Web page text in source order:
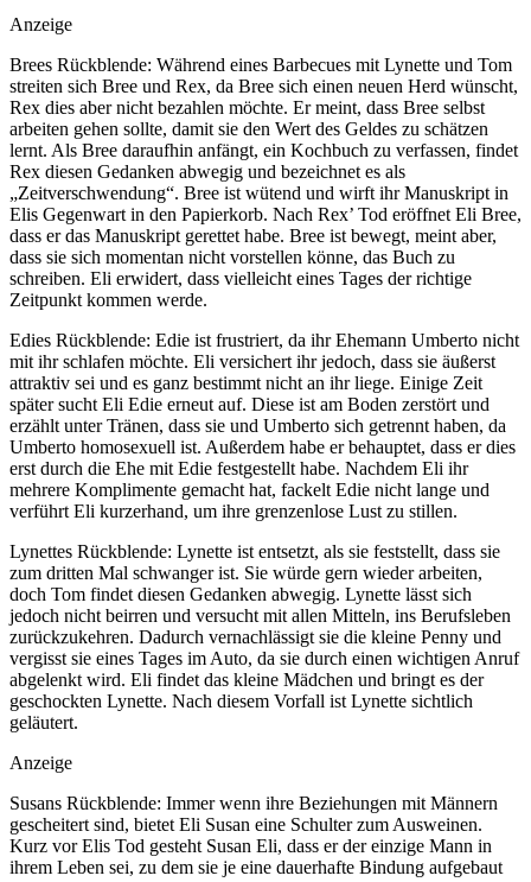
Anzeige
Brees Rückblende: Während eines Barbecues mit Lynette und Tom
streiten sich Bree und Rex, da Bree sich einen neuen Herd wünscht,
Rex dies aber nicht bezahlen möchte. Er meint, dass Bree selbst
arbeiten gehen sollte, damit sie den Wert des Geldes zu schätzen
lernt. Als Bree daraufhin anfängt, ein Kochbuch zu verfassen, findet
Rex diesen Gedanken abwegig und bezeichnet es als
„Zeitverschwendung“. Bree ist wütend und wirft ihr Manuskript in
Elis Gegenwart in den Papierkorb. Nach Rex’ Tod eröffnet Eli Bree,
dass er das Manuskript gerettet habe. Bree ist bewegt, meint aber,
dass sie sich momentan nicht vorstellen könne, das Buch zu
schreiben. Eli erwidert, dass vielleicht eines Tages der richtige
Zeitpunkt kommen werde.
Edies Rückblende: Edie ist frustriert, da ihr Ehemann Umberto nicht
mit ihr schlafen möchte. Eli versichert ihr jedoch, dass sie äußerst
attraktiv sei und es ganz bestimmt nicht an ihr liege. Einige Zeit
später sucht Eli Edie erneut auf. Diese ist am Boden zerstört und
erzählt unter Tränen, dass sie und Umberto sich getrennt haben, da
Umberto homosexuell ist. Außerdem habe er behauptet, dass er dies
erst durch die Ehe mit Edie festgestellt habe. Nachdem Eli ihr
mehrere Komplimente gemacht hat, fackelt Edie nicht lange und
verführt Eli kurzerhand, um ihre grenzenlose Lust zu stillen.
Lynettes Rückblende: Lynette ist entsetzt, als sie feststellt, dass sie
zum dritten Mal schwanger ist. Sie würde gern wieder arbeiten,
doch Tom findet diesen Gedanken abwegig. Lynette lässt sich
jedoch nicht beirren und versucht mit allen Mitteln, ins Berufsleben
zurückzukehren. Dadurch vernachlässigt sie die kleine Penny und
vergisst sie eines Tages im Auto, da sie durch einen wichtigen Anruf
abgelenkt wird. Eli findet das kleine Mädchen und bringt es der
geschockten Lynette. Nach diesem Vorfall ist Lynette sichtlich
geläutert.
Anzeige
Susans Rückblende: Immer wenn ihre Beziehungen mit Männern
gescheitert sind, bietet Eli Susan eine Schulter zum Ausweinen.
Kurz vor Elis Tod gesteht Susan Eli, dass er der einzige Mann in
ihrem Leben sei, zu dem sie je eine dauerhafte Bindung aufgebaut